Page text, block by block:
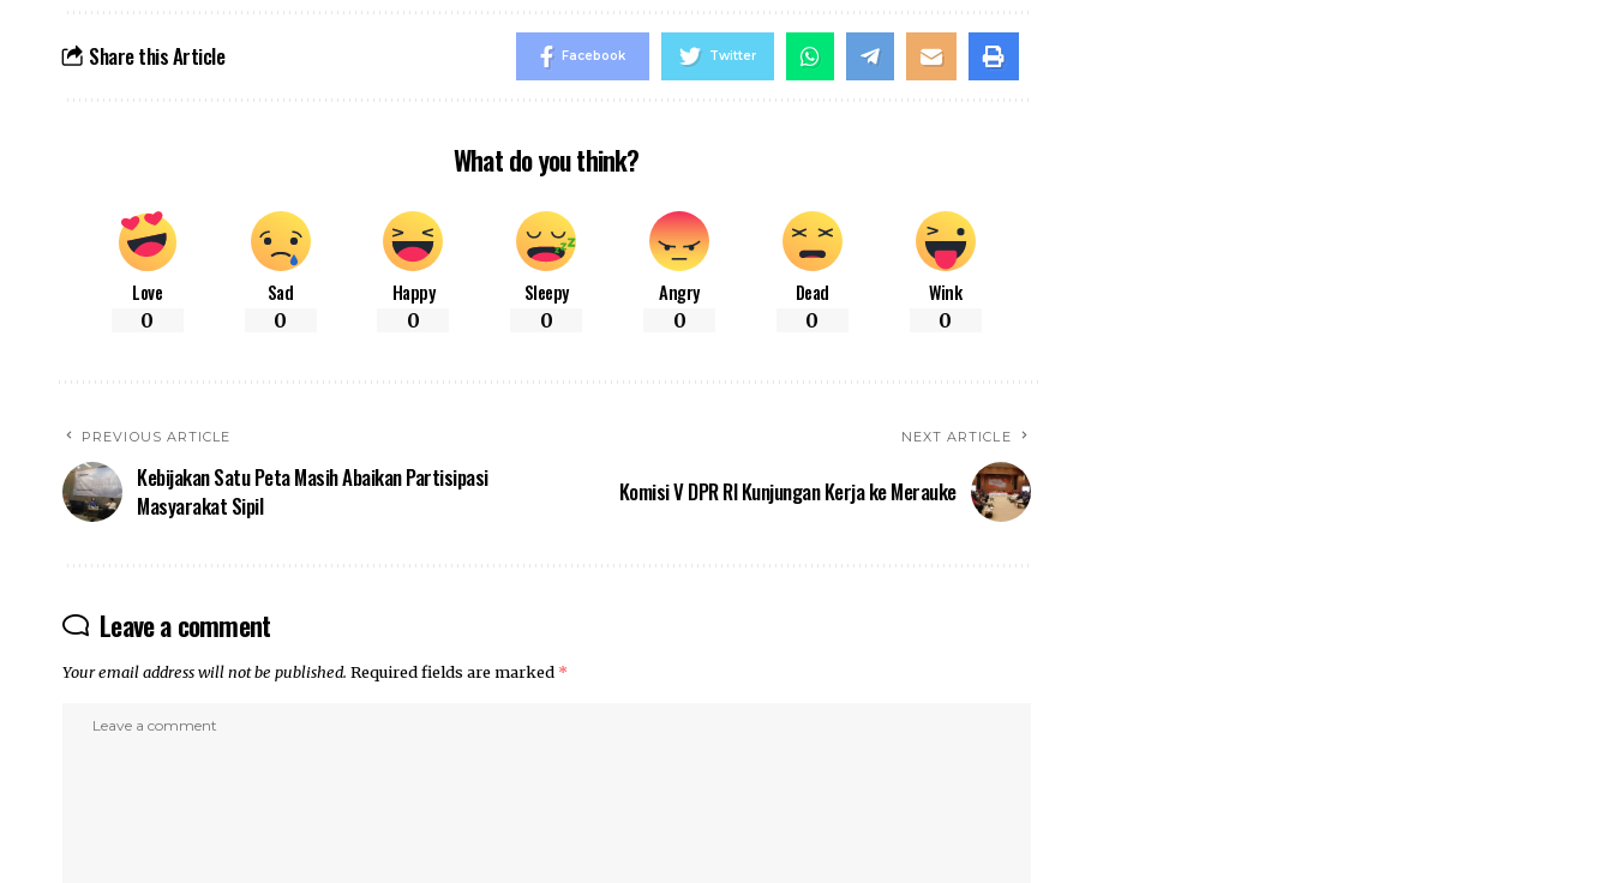
Share this Article Facebook Twitter
What do you think?
Love
0
Sad
0
Happy
0
Sleepy
0
Angry
0
Dead
0
Wink
0
PREVIOUS ARTICLE
Kebijakan Satu Peta Masih Abaikan Partisipasi
Masyarakat Sipil
NEXT ARTICLE
Komisi V DPR RI Kunjungan Kerja ke Merauke
Leave a comment
Your email address will not be published. Required fields are marked *